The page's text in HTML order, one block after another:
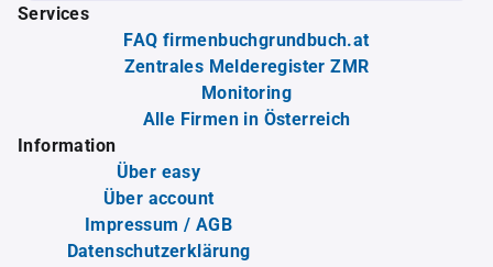
Services
FAQ firmenbuchgrundbuch.at
Zentrales Melderegister ZMR
Monitoring
Alle Firmen in Österreich
Information
Über easy
Über account
Impressum / AGB
Datenschutzerklärung